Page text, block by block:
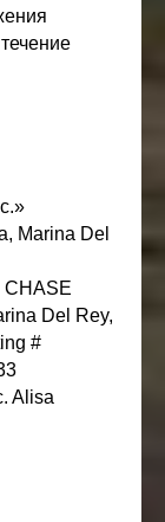
Marina Del
CHASE
Del Rey,
#
Alisa